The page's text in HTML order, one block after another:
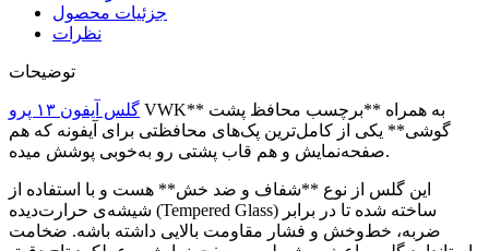
جزئیات محصول
نظرات
توضیحات
گلس آیفون ۱۳ پرو VWK** به همراه **برچسب محافظ پشت
گوشی** یکی از کامل‌ترین پک‌های محافظتی برای آیفونه که هم
صفحه‌نمایش و هم قاب پشتی رو به‌خوبی پوشش میده.
این گلس از نوع **شفاف و ضد خش** هست و با استفاده از
شیشه‌ی حرارت‌دیده (Tempered Glass) ساخته شده تا در برابر
ضربه، خط‌وخش و فشار مقاومت بالایی داشته باشه. ضخامت